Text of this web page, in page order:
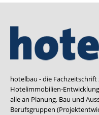
hotelbau - die
Hotelimmobilien-
alle an Planung, Bau und
Berufsgruppen